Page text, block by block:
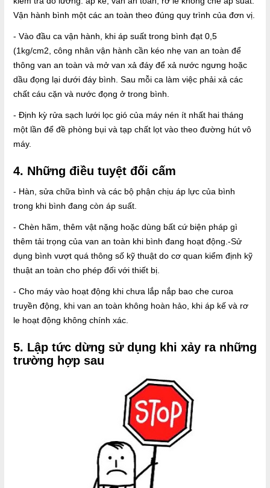
Vận hành bình một các an toàn theo đúng quy trình của đơn vị.
- Vào đầu ca vận hành, khi áp suất trong bình đạt 0,5
(1kg/cm2, công nhân vận hành cần kéo nhẹ van an toàn để
thông van an toàn và mở van xả đáy để xả nước ngưng hoặc
dầu đọng lại dưới đáy bình. Sau mỗi ca làm việc phải xả các
chất cáu cặn và nước đọng ở trong bình.
- Định kỳ rửa sạch lưới lọc gió của máy nén ít nhất hai tháng
một lần để đề phòng bụi và tạp chất lọt vào theo đường hút vô
máy.
4. Những điều tuyệt đối cấm
- Hàn, sửa chữa bình và các bộ phận chịu áp lực của bình
trong khi bình đang còn áp suất.
- Chèn hãm, thêm vật nặng hoặc dùng bất cứ biện pháp gì
thêm tải trọng của van an toàn khi bình đang hoạt động.-Sử
dụng bình vượt quá thông số kỹ thuật do cơ quan kiểm định kỹ
thuật an toàn cho phép đối với thiết bị.
- Cho máy vào hoạt động khi chưa lắp nắp bao che curoa
truyền động, khi van an toàn không hoàn hảo, khi áp kế và rơ
le hoạt động không chính xác.
5. Lập tức dừng sử dụng khi xảy ra những
trường hợp sau